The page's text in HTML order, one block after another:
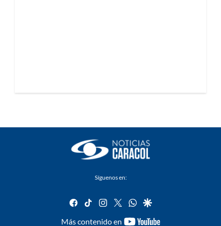
Síguenos en:
facebook
tiktok instagram
twitterwhatsapp
google
Más contenido en
youtube-